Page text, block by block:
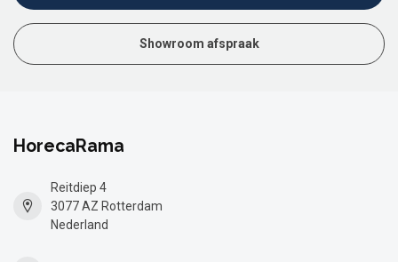
Showroom afspraak
HorecaRama
Reitdiep 4
3077 AZ Rotterdam
Nederland